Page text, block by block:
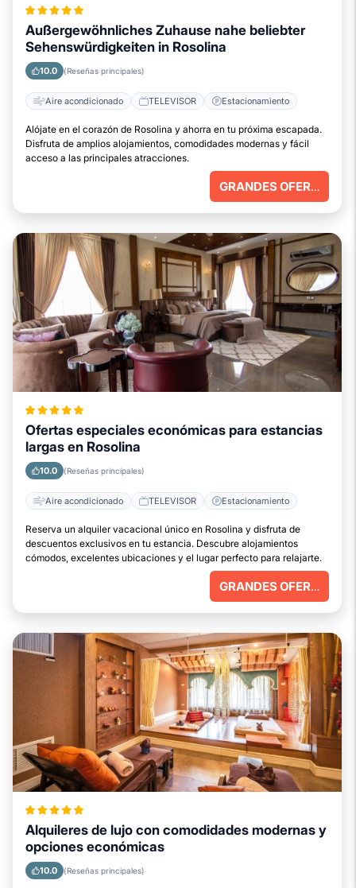
Außergewöhnliches Zuhause nahe beliebter
Sehenswürdigkeiten in Rosolina
10.0 (Reseñas principales)
Aire acondicionado TELEVISOR Estacionamiento
Alójate en el corazón de Rosolina y ahorra en tu próxima escapada.
Disfruta de amplios alojamientos, comodidades modernas y fácil
acceso a las principales atracciones.
GRANDES OFERTAS
Ofertas especiales económicas para estancias
largas en Rosolina
10.0 (Reseñas principales)
Aire acondicionado TELEVISOR Estacionamiento
Reserva un alquiler vacacional único en Rosolina y disfruta de
descuentos exclusivos en tu estancia. Descubre alojamientos
cómodos, excelentes ubicaciones y el lugar perfecto para relajarte.
GRANDES OFERTAS
Alquileres de lujo con comodidades modernas y
opciones económicas
10.0 (Reseñas principales)